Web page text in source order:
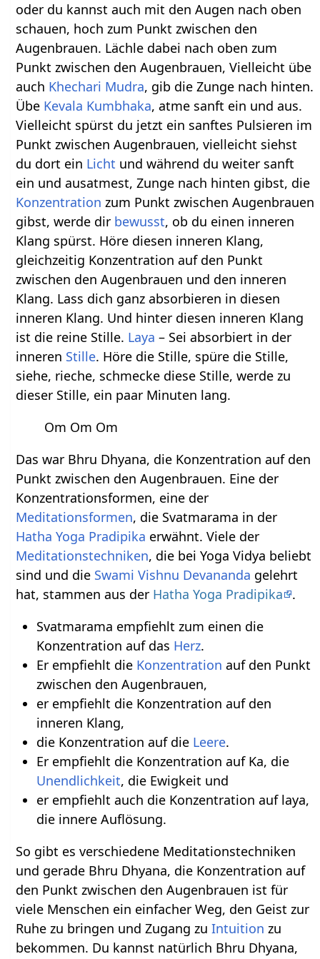
oder du kannst auch mit den Augen nach oben
schauen, hoch zum Punkt zwischen den
Augenbrauen. Lächle dabei nach oben zum
Punkt zwischen den Augenbrauen, Vielleicht übe
auch Khechari Mudra, gib die Zunge nach hinten.
Übe Kevala Kumbhaka, atme sanft ein und aus.
Vielleicht spürst du jetzt ein sanftes Pulsieren im
Punkt zwischen Augenbrauen, vielleicht siehst
du dort ein Licht und während du weiter sanft
ein und ausatmest, Zunge nach hinten gibst, die
Konzentration zum Punkt zwischen Augenbrauen
gibst, werde dir bewusst, ob du einen inneren
Klang spürst. Höre diesen inneren Klang,
gleichzeitig Konzentration auf den Punkt
zwischen den Augenbrauen und den inneren
Klang. Lass dich ganz absorbieren in diesen
inneren Klang. Und hinter diesen inneren Klang
ist die reine Stille. Laya – Sei absorbiert in der
inneren Stille. Höre die Stille, spüre die Stille,
siehe, rieche, schmecke diese Stille, werde zu
dieser Stille, ein paar Minuten lang.
Om Om Om
Das war Bhru Dhyana, die Konzentration auf den
Punkt zwischen den Augenbrauen. Eine der
Konzentrationsformen, eine der
Meditationsformen, die Svatmarama in der
Hatha Yoga Pradipika erwähnt. Viele der
Meditationstechniken, die bei Yoga Vidya beliebt
sind und die Swami Vishnu Devananda gelehrt
hat, stammen aus der Hatha Yoga Pradipika
.
Svatmarama empfiehlt zum einen die
Konzentration auf das Herz.
Er empfiehlt die Konzentration auf den Punkt
zwischen den Augenbrauen,
er empfiehlt die Konzentration auf den
inneren Klang,
die Konzentration auf die Leere.
Er empfiehlt die Konzentration auf Ka, die
Unendlichkeit, die Ewigkeit und
er empfiehlt auch die Konzentration auf laya,
die innere Auflösung.
So gibt es verschiedene Meditationstechniken
und gerade Bhru Dhyana, die Konzentration auf
den Punkt zwischen den Augenbrauen ist für
viele Menschen ein einfacher Weg, den Geist zur
Ruhe zu bringen und Zugang zuIntuition zu
bekommen. Du kannst natürlich Bhru Dhyana,